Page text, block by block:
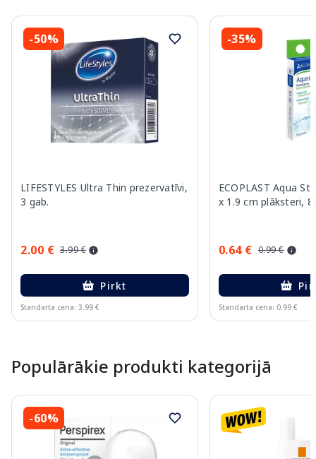
-50%
LIFESTYLES Ultra Thin prezervatīvi,
3 gab.
2.00 € 3.99 €
Pirkt
Standarta cena: 3.99 €
-35%
ECOPLAST Aqua
x 1.9 cm plāksteri, 8
0.64 € 0.99 €
Standarta cena: 0.99 €
Populārākie produkti kategorijā
-60%